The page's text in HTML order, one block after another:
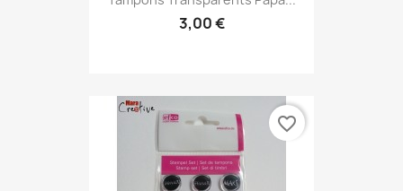
3,00 €
favorite_border